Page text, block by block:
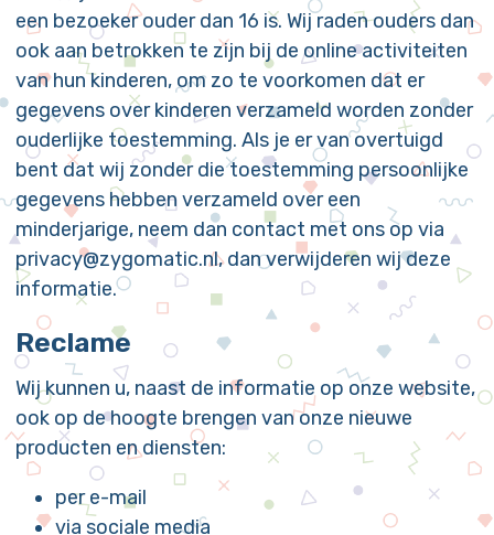
een bezoeker ouder dan 16 is. Wij raden ouders dan
ook aan betrokken te zijn bij de online activiteiten
van hun kinderen, om zo te voorkomen dat er
gegevens over kinderen verzameld worden zonder
ouderlijke toestemming. Als je er van overtuigd
bent dat wij zonder die toestemming persoonlijke
gegevens hebben verzameld over een
minderjarige, neem dan contact met ons op via
privacy@zygomatic.nl, dan verwijderen wij deze
informatie.
Reclame
Wij kunnen u, naast de informatie op onze website,
ook op de hoogte brengen van onze nieuwe
producten en diensten:
per e-mail
via sociale media